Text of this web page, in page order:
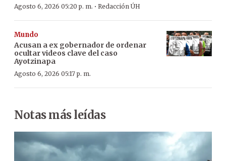
Agosto 6, 2026 05:20 p. m. · Redacción ÚH
Mundo
Acusan a ex gobernador de ordenar
ocultar videos clave del caso
Ayotzinapa
Agosto 6, 2026 05:17 p. m.
Notas más leídas